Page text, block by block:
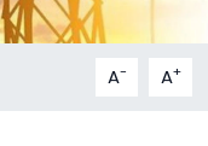
A- A+